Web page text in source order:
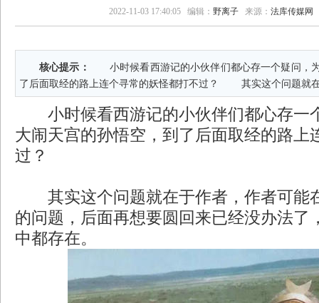
2022-11-03 17:40:05 编辑：野离子 来源：法库传媒网
核心提示：
小时候看西游记的小伙伴们都心存一个疑问，
了后面取经的路上连个寻常的妖怪都打不过？ 其实这个问题就
小时候看西游记的小伙伴们都心存一
大闹天宫的孙悟空，到了后面取经的路上
过？
其实这个问题就在于作者，作者可能
的问题，后面再想要圆回来已经没办法了
中都存在。